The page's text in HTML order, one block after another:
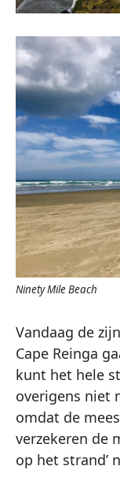
Ninety Mile Beach
Vandaag de
Cape Reinga
kunt het hele
overigens niet
omdat de
verzekeren de
op het strand’